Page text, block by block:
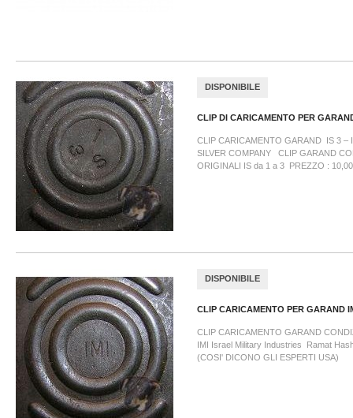
DISPONIBILE
CLIP DI CARICAMENTO PER
CLIP CARICAMENTO GARAND IS 3 –
SILVER COMPANY CLIP GARAND
ORIGINALI IS da 1 a 3 PREZZO :
DISPONIBILE
CLIP CARICAMENTO PER GARAND
CLIP CARICAMENTO GARAND
IMI Israel Military Industries Ramat
(COSI' DICONO GLI ESPERTI USA)